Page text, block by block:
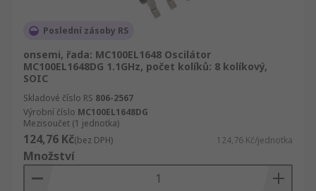
Poslední zásoby RS
onsemi, řada: MC100EL1648 Oscilátor
MC100EL1648DG 1.1GHz, počet kolíků: 8 kolíkový,
SOIC
Skladové číslo RS 806-2567
Výrobní číslo MC100EL1648DG
Mezisoučet (1 jednotka)
124,76 Kč(bez DPH) 124,76 Kč/jednotka
Množství